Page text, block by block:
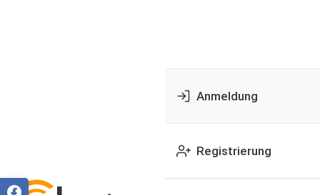
Anmeldung
Registrierung